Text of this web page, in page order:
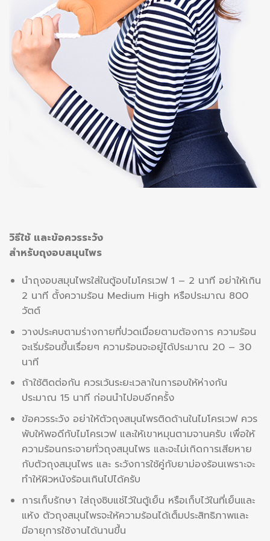
วิธีใช้ และข้อควรระวัง
สำหรับถุงอบสมุนไพร
นำถุงอบสมุนไพรใส่ในตู้อบไมโครเวฟ 1 – 2 นาที อย่าให้เกิน
2 นาที ตั้งความร้อน Medium High หรือประมาณ 800
วัตต์
วางประคบตามร่างกายที่ปวดเมื่อยตามต้องการ ความร้อน
จะเริ่มร้อนขึ้นเรื่อยๆ ความร้อนจะอยู่ได้ประมาณ 20 – 30
นาที
ถ้าใช้ติดต่อกัน ควรเว้นระยะเวลาในการอบให้ห่างกัน
ประมาณ 15 นาที ก่อนนำไปอบอีกครั้ง
ข้อควรระวัง อย่าให้ตัวถุงสมุนไพรติดด้านในไมโครเวฟ ควร
พับให้พอดีกับไมโครเวฟ และให้เขาหมุนตามจานครับ เพื่อให้
ความร้อนกระจายทั่วถุงสมุนไพร และจะไม่เกิดการเสียหาย
กับตัวถุงสมุนไพร และ ระวังการใช้คู่กับยาม่องร้อนเพราะจะ
ทำให้ผิวหนังร้อนเกินไปได้ครับ
การเก็บรักษา ใส่ถุงซิบแช่ไว้ในตู้เย็น หรือเก็บไว้ในที่เย็นและ
แห้ง ตัวถุงสมุนไพรจะให้ความร้อนได้เต็มประสิทธิภาพและ
มีอายุการใช้งานได้นานขึ้น